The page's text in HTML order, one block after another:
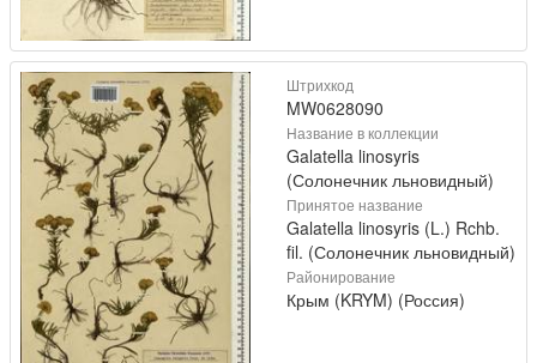
Штрихкод
MW0628090
Название в коллекции
Galatella linosyris
(Солонечник льновидный)
Принятое название
Galatella linosyris (L.) Rchb.
fil. (Солонечник льновидный)
Районирование
Крым (KRYM) (Россия)